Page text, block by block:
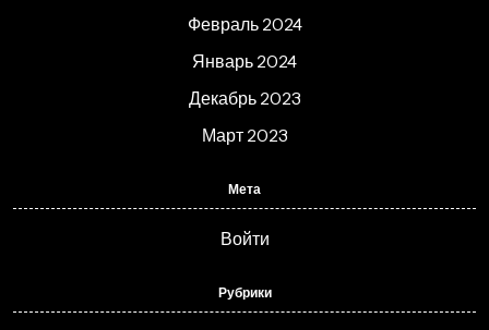
Февраль 2024
Январь 2024
Декабрь 2023
Март 2023
Мета
Войти
Рубрики